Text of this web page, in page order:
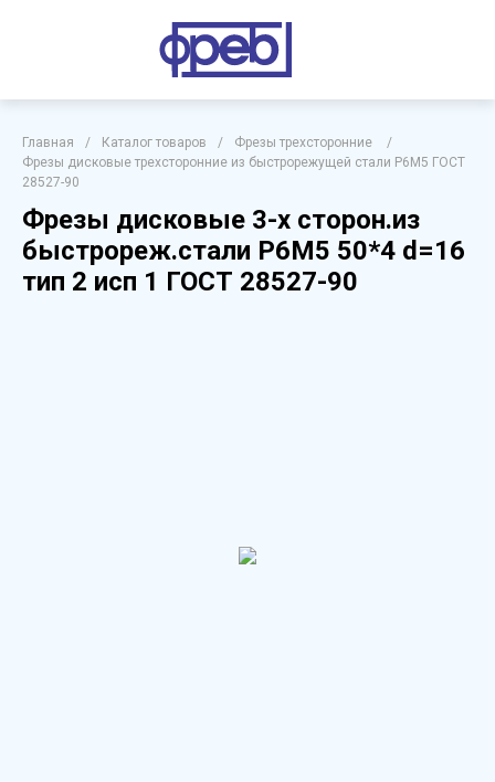
Главная / Каталог товаров / Фрезы трехсторонние
/
Фрезы дисковые трехсторонние из быстрорежущей стали Р6М5 ГОСТ
28527-90
Фрезы дисковые 3-х сторон.из
быстрореж.стали Р6М5 50*4 d=16
тип 2 исп 1 ГОСТ 28527-90